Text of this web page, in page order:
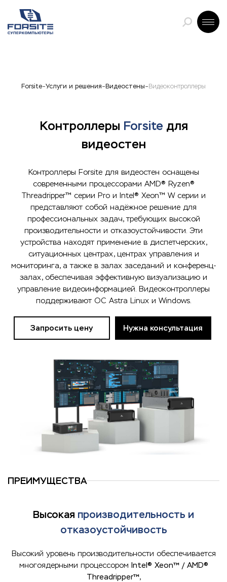
Forsite Услуги и решения Видеостены Видеоконтроллеры
Контроллеры Forsite для
видеостен
Контроллеры Forsite для видеостен оснащены
современными процессорами AMD® Ryzen®
Threadripper™ серии Pro и Intel® Xeon™ W серии и
представляют собой надёжное решение для
профессиональных задач, требующих высокой
производительности и отказоустойчивости. Эти
устройства находят применение в диспетчерских,
ситуационных центрах, центрах управления и
мониторинга, а также в залах заседаний и конференц-
залах, обеспечивая эффективную визуализацию и
управление видеоинформацией. Видеоконтроллеры
поддерживают ОС Astra Linux и Windows.
Запросить цену Нужна консультация
ПРЕИМУЩЕСТВА
Высокая производительность и
отказоустойчивость
Высокий уровень производительности обеспечивается
многоядерными процессором Intel® Xeon™ / AMD®
Threadripper™,